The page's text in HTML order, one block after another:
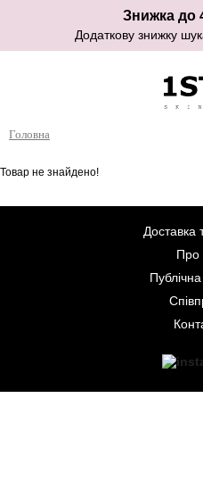
Знижка до
Додаткову знижку
Головна
Товар не знайдено!
Доставка
Про